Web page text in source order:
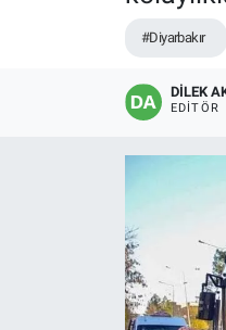
#Diyarbakır
DİLEK
EDITÖR
KÜLTÜR SANAT
ÖZEL HABER
SAĞLIK
Haber Arşivi